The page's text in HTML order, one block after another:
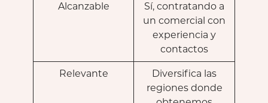
Alcanzable
Sí, contratando a
un comercial con
experiencia y
contactos
Relevante
Diversifica las
regiones donde